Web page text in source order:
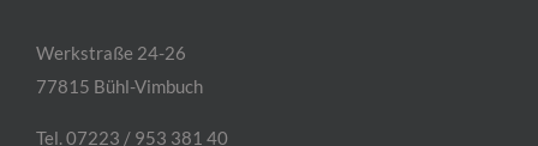
Werkstraße 24-26
77815 Bühl-Vimbuch
Tel. 07223 / 953 381 40